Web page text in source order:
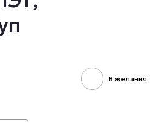
В желания